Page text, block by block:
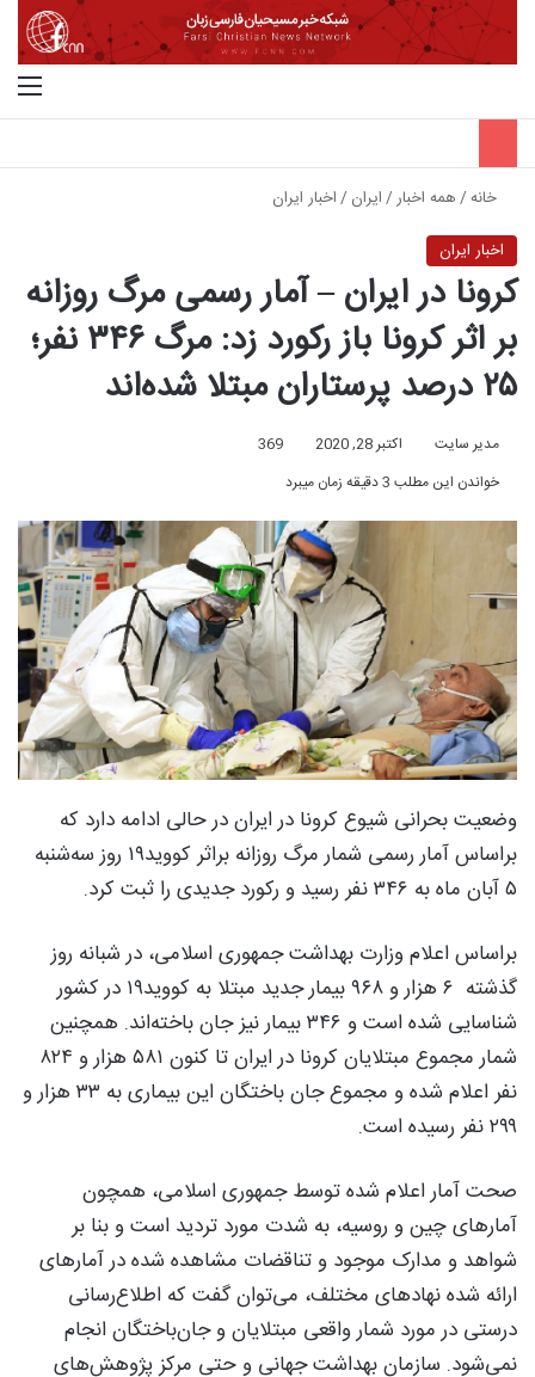
خانه/همه اخبار/ایران /اخبار ایران
اخبار ایران
کرونا در ایران – آمار رسمی مرگ روزانه
بر اثر کرونا باز رکورد زد: مرگ ۳۴۶ نفر؛
۲۵ درصد پرستاران مبتلا شده‌اند
مدیر سایت اکتبر 28, 2020
369
خواندن این مطلب 3 دقیقه زمان میبرد
وضعیت بحرانی شیوع کرونا در ایران در حالی ادامه دارد که
براساس آمار رسمی شمار مرگ روزانه براثر کووید۱۹ روز سه‌شنبه
۵ آبان ماه به ۳۴۶ نفر رسید و رکورد جدیدی را ثبت کرد.
براساس اعلام وزارت بهداشت جمهوری اسلامی، در شبانه روز
گذشته ۶ هزار و ۹۶۸ بیمار جدید مبتلا به کووید۱۹ در کشور
شناسایی شده است و ۳۴۶ بیمار نیز جان باخته‌اند. همچنین
شمار مجموع مبتلایان کرونا در ایران تا کنون ۵۸۱ هزار و ۸۲۴
نفر اعلام شده و مجموع جان باختگان این بیماری به ۳۳ هزار و
۲۹۹ نفر رسیده است.
صحت آمار اعلام شده توسط جمهوری اسلامی، همچون
آمارهای چین و روسیه، به شدت مورد تردید است و بنا بر
شواهد و مدارک موجود و تناقضات مشاهده شده در آمارهای
ارائه شده نهادهای مختلف، می‌توان گفت که اطلاع‌رسانی
درستی در مورد شمار واقعی مبتلایان و جان‌باختگان انجام
نمی‌شود. سازمان بهداشت جهانی و حتی مرکز پژوهش‌های